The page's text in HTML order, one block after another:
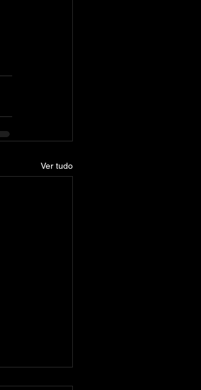
Ver tudo